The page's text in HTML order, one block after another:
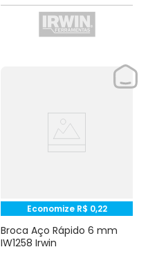
Economize R$ 0,22
Broca Aço Rápido 6 mm
IW1258 Irwin